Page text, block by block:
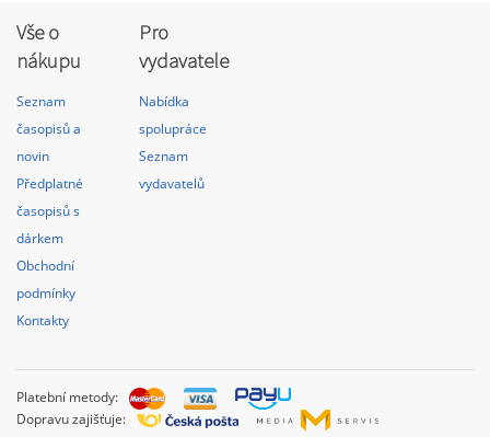
Vše o
nákupu
Seznam
časopisů a
novin
Předplatné
časopisů s
dárkem
Obchodní
podmínky
Kontakty
Pro
vydavatele
Nabídka
spolupráce
Seznam
vydavatelů
Platební metody:
Dopravu zajišťuje: